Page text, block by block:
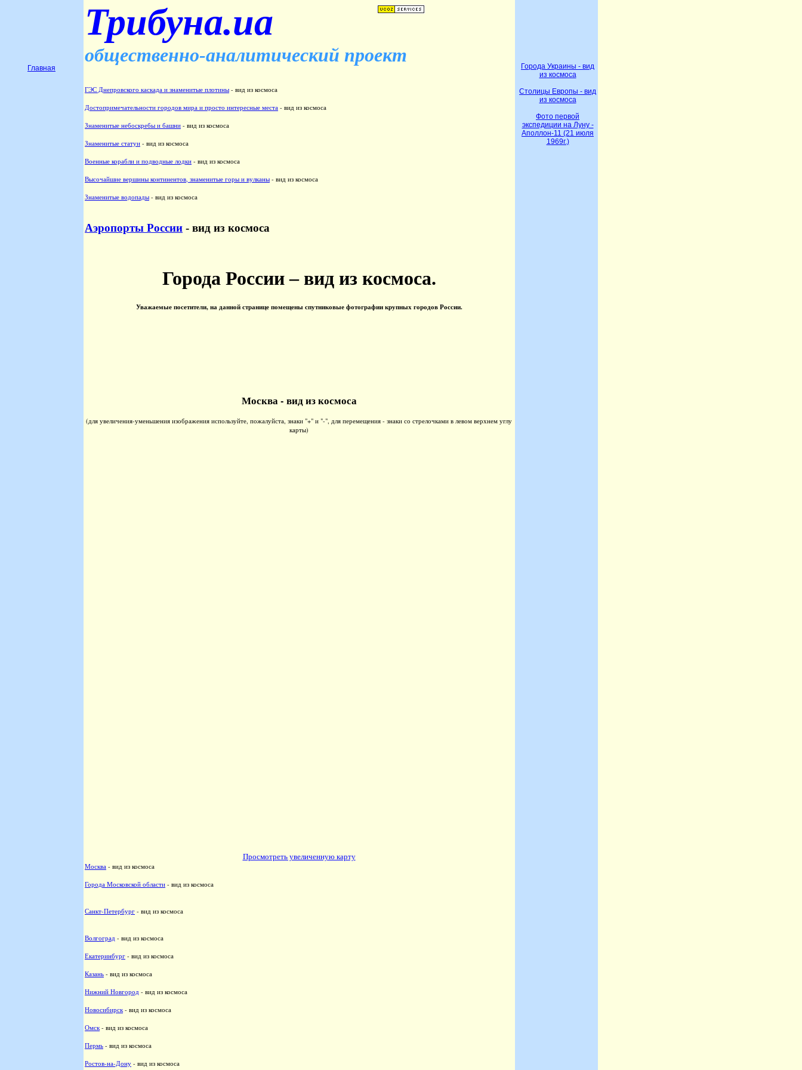
Трибуна.ua
общественно-аналитический проект
ГЭС Днепровского каскада и знаменитые плотины - вид из космоса
Достопримечательности городов мира и просто интересные места - вид из космоса
Знаменитые небоскребы и башни - вид из космоса
Знаменитые статуи - вид из космоса
Военные корабли и подводные лодки - вид из космоса
Высочайшие вершины континентов, знаменитые горы и вулканы - вид из космоса
Знаменитые водопады - вид из космоса
Аэропорты России - вид из космоса
Города России – вид из космоса.
Уважаемые посетители, на данной странице помещены спутниковые фотографии крупных городов России.
Москва - вид из космоса
(для увеличения-уменьшения изображения используйте, пожалуйста, знаки "+" и "-", для перемещения - знаки со стрелочками в левом верхнем углу
карты)
Просмотреть увеличенную карту
Москва - вид из космоса
Города Московской области - вид из космоса
Санкт-Петербург - вид из космоса
Волгоград - вид из космоса
Екатеринбург - вид из космоса
Казань - вид из космоса
Нижний Новгород - вид из космоса
Новосибирск - вид из космоса
Омск - вид из космоса
Пермь - вид из космоса
Ростов-на-Дону - вид из космоса
Главная
Города Украины - вид
из космоса
Столицы Европы - вид
из космоса
Фото первой
экспедиции на Луну -
Аполлон-11 (21 июля
1969г.)